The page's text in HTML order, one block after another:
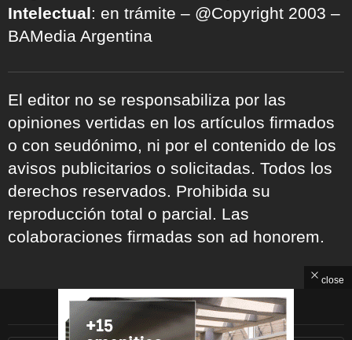
Intelectual: en trámite – @Copyright 2003 –
BAMedia Argentina
El editor no se responsabiliza por las
opiniones vertidas en los artículos firmados
o con seudónimo, ni por el contenido de los
avisos publicitarios o solicitadas. Todos los
derechos reservados. Prohibida su
reproducción total o parcial. Las
colaboraciones firmadas son ad honorem.
ARCHIVOS
close